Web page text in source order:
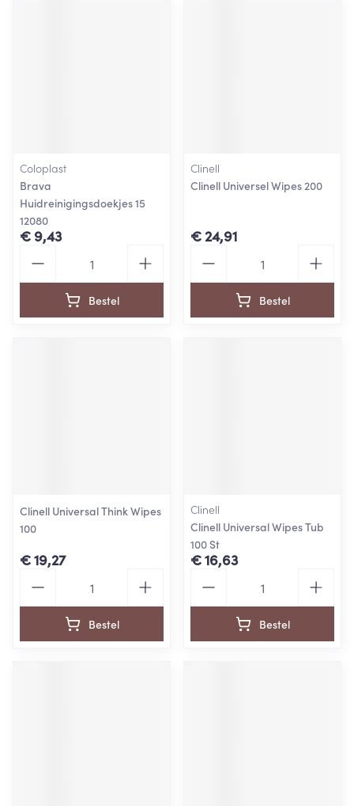
Coloplast
Brava
Huidreinigingsdoekjes 15
12080
€ 9,43
Bestel
Clinell
Clinell Universel Wipes 200
€ 24,91
Bestel
Clinell Universal Think Wipes
100
€ 19,27
Bestel
Clinell
Clinell Universal Wipes Tub
100 St
€ 16,63
Bestel